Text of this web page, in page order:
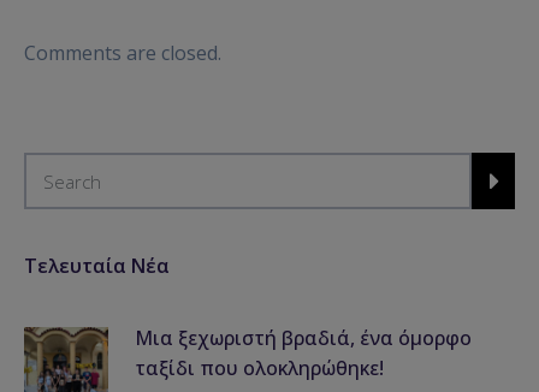
Comments are closed.
Τελευταία Νέα
Μια ξεχωριστή βραδιά, ένα όμορφο
ταξίδι που ολοκληρώθηκε!